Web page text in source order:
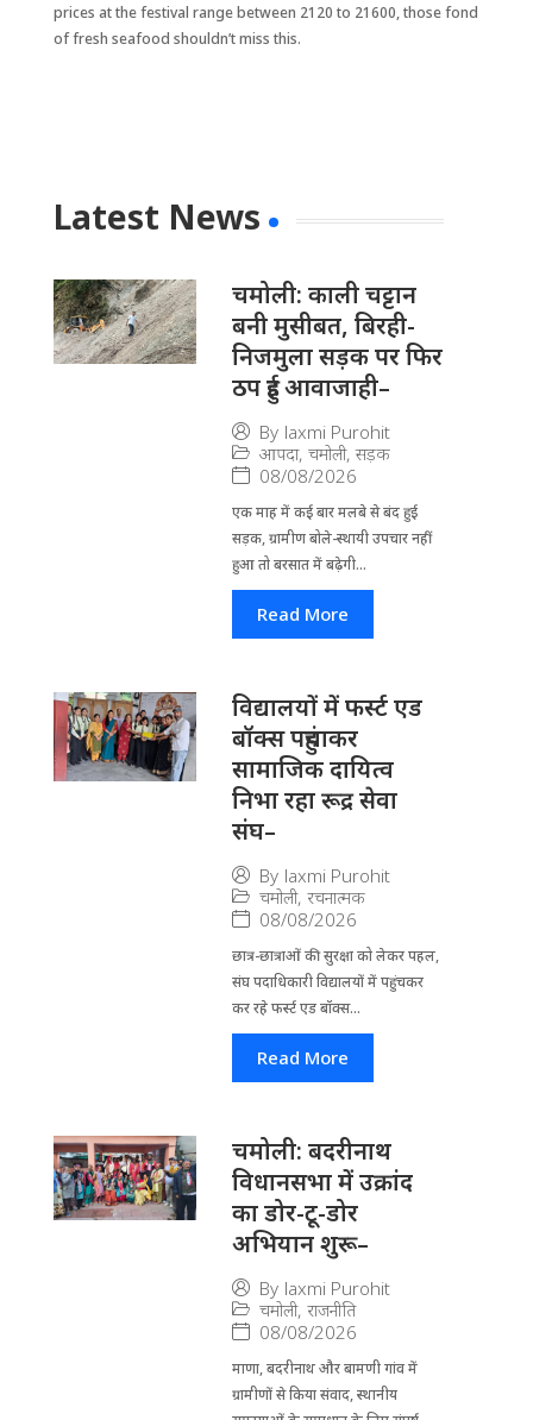
prices at the festival range between 2120 to 21600, those fond
of fresh seafood shouldn’t miss this.
Latest News
चमोली: काली चट्टान
बनी मुसीबत, बिरही-
निजमुला सड़क पर फिर
ठप हुई आवाजाही–
By laxmi Purohit
आपदा, चमोली, सड़क
08/08/2026
एक माह में कई बार मलबे से बंद हुई
सड़क, ग्रामीण बोले-स्थायी उपचार नहीं
हुआ तो बरसात में बढ़ेगी...
Read More
विद्यालयों में फर्स्ट एड
बॉक्स पहुंचाकर
सामाजिक दायित्व
निभा रहा रूद्र सेवा
संघ–
By laxmi Purohit
चमोली, रचनात्मक
08/08/2026
छात्र-छात्राओं की सुरक्षा को लेकर पहल,
संघ पदाधिकारी विद्यालयों में पहुंचकर
कर रहे फर्स्ट एड बॉक्स...
Read More
चमोली: बदरीनाथ
विधानसभा में उक्रांद
का डोर-टू-डोर
अभियान शुरू–
By laxmi Purohit
चमोली, राजनीति
08/08/2026
माणा, बदरीनाथ और बामणी गांव में
ग्रामीणों से किया संवाद, स्थानीय